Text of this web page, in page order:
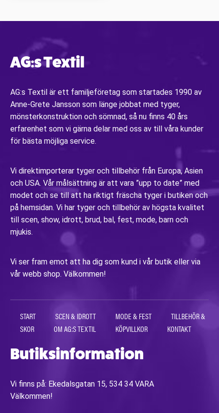
AG:s Textil
AG:s Textil är ett familjeföretag som startades 1990 av
Anne-Grete Jansson som länge jobbat med tyger,
mönsterkonstruktion och sömnad, så nu finns 40 års
erfarenhet som vi gärna delar med oss av till våra kunder
för bästa möjliga service.
Vi direktimporterar tyger och tillbehör från Europa, Asien
och USA. Vår målsättning är att vara ”upp to date” med
modet och se till att ha riktigt fräscha tyger i butiken och
på hemsidan. Vi har tyger och tillbehör av högsta kvalitet
till scen, show, idrott, brud, bal, fest, mode, barn och
mjukis.
Vi ser fram emot att ha dig som kund i vår butik eller via
vår webb shop. Välkommen!
START SCEN & IDROTT MODE & FEST
TILLBEHÖR &
SKOR
OM AG:S TEXTIL KÖPVILLKOR KONTAKT
Butiksinformation
Vi finns på: Ekedalsgatan 15, 534 34 VARA
Välkommen!